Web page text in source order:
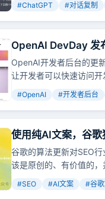
#ChatGPT #对话复制
OpenAI DevDay 发
OpenAI开发者后台的更
让开发者可以快速访问
#OpenAI #开发者后台
使用纯AI文案，谷歌
谷歌的算法更新对SEO
该是原创的、有价值的，
#SEO #AI文案 #谷